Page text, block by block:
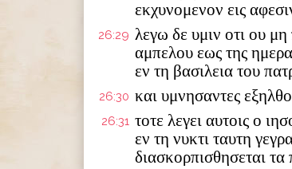
εκχυνομενον εις
26:29 λεγω δε υμιν οτι ου
αμπελου εως της
εν τη βασιλεια του
26:30 και υμνησαντες
26:31 τοτε λεγει αυτοις ο
εν τη νυκτι ταυτη
διασκορπισθησεται